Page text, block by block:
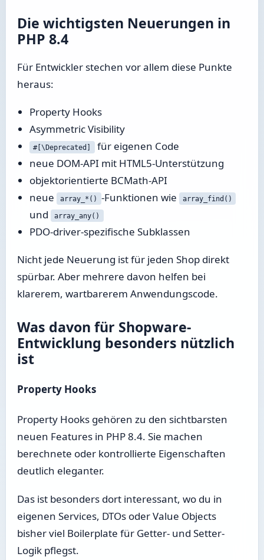
Die wichtigsten Neuerungen in
PHP 8.4
Für Entwickler stechen vor allem diese Punkte
heraus:
Property Hooks
Asymmetric Visibility
#[\Deprecated]
für eigenen Code
neue DOM-API mit HTML5-Unterstützung
objektorientierte BCMath-API
neue
array_*() -Funktionen wie array_find()
und array_any()
PDO-driver-spezifische Subklassen
Nicht jede Neuerung ist für jeden Shop direkt
spürbar. Aber mehrere davon helfen bei
klarerem, wartbarerem Anwendungscode.
Was davon für Shopware-
Entwicklung besonders nützlich
ist
Property Hooks
Property Hooks gehören zu den sichtbarsten
neuen Features in PHP 8.4. Sie machen
berechnete oder kontrollierte Eigenschaften
deutlich eleganter.
Das ist besonders dort interessant, wo du in
eigenen Services, DTOs oder Value Objects
bisher viel Boilerplate für Getter- und Setter-
Logik pflegst.